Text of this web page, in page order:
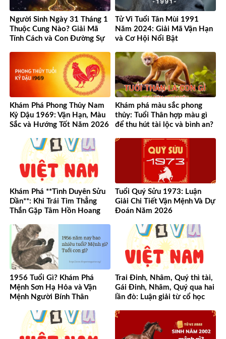
Người Sinh Ngày 31 Tháng 1
Thuộc Cung Nào? Giải Mã
Tính Cách và Con Đường Sự
Tử Vi Tuổi Tân Mùi 1991
Năm 2024: Giải Mã Vận Hạn
và Cơ Hội Nổi Bật
Khám Phá Phong Thủy Nam
Kỷ Dậu 1969: Vận Hạn, Màu
Sắc và Hướng Tốt Năm 2026
Khám phá màu sắc phong
thủy: Tuổi Thân hợp màu gì
để thu hút tài lộc và bình an?
Khám Phá **Tình Duyên Sửu
Dần**: Khi Trái Tim Thẳng
Thắn Gặp Tâm Hồn Hoang
Tuổi Quý Sửu 1973: Luận
Giải Chi Tiết Vận Mệnh Và Dự
Đoán Năm 2026
1956 Tuổi Gì? Khám Phá
Mệnh Sơn Hạ Hỏa và Vận
Mệnh Người Bính Thân
Trai Đinh, Nhâm, Quý thì tài,
Gái Đinh, Nhâm, Quý qua hai
lần đò: Luận giải từ cổ học